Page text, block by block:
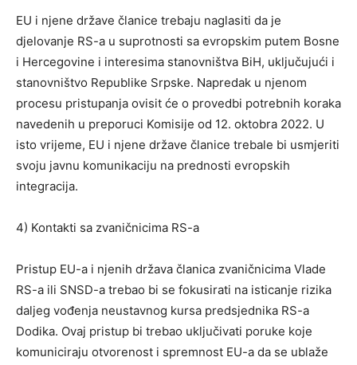
EU i njene države članice trebaju naglasiti da je
djelovanje RS-a u suprotnosti sa evropskim putem Bosne
i Hercegovine i interesima stanovništva BiH, uključujući i
stanovništvo Republike Srpske. Napredak u njenom
procesu pristupanja ovisit će o provedbi potrebnih koraka
navedenih u preporuci Komisije od 12. oktobra 2022. U
isto vrijeme, EU i njene države članice trebale bi usmjeriti
svoju javnu komunikaciju na prednosti evropskih
integracija.
4) Kontakti sa zvaničnicima RS-a
Pristup EU-a i njenih država članica zvaničnicima Vlade
RS-a ili SNSD-a trebao bi se fokusirati na isticanje rizika
daljeg vođenja neustavnog kursa predsjednika RS-a
Dodika. Ovaj pristup bi trebao uključivati ​​poruke koje
komuniciraju otvorenost i spremnost EU-a da se ublaže